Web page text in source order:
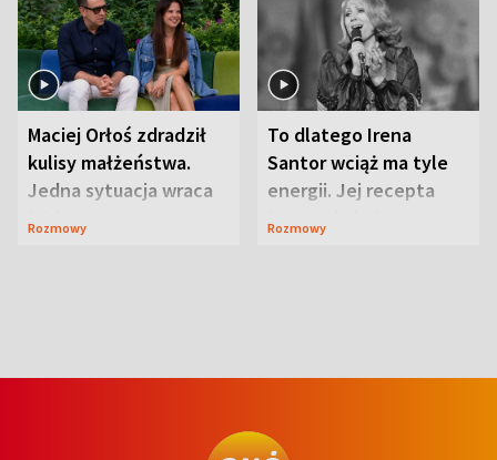
Maciej Orłoś zdradził
kulisy małżeństwa.
Jedna sytuacja wraca
jak bumerang
Rozmowy
To dlatego Irena
Santor wciąż ma tyle
energii. Jej recepta
jest zaskakująco
Rozmowy